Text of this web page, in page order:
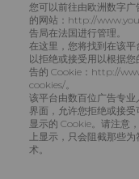
您可以前往由欧洲数字
的网站：http://
告局在法国进行管理。
在这里，您将找到在该平
以拒绝或接受用以根据
告的 Cookie：http://
cookies/。
该平台由数百位广告专
界面，允许您拒绝或接
显示的 Cookie。请注意
上显示，只会阻截那些
术。